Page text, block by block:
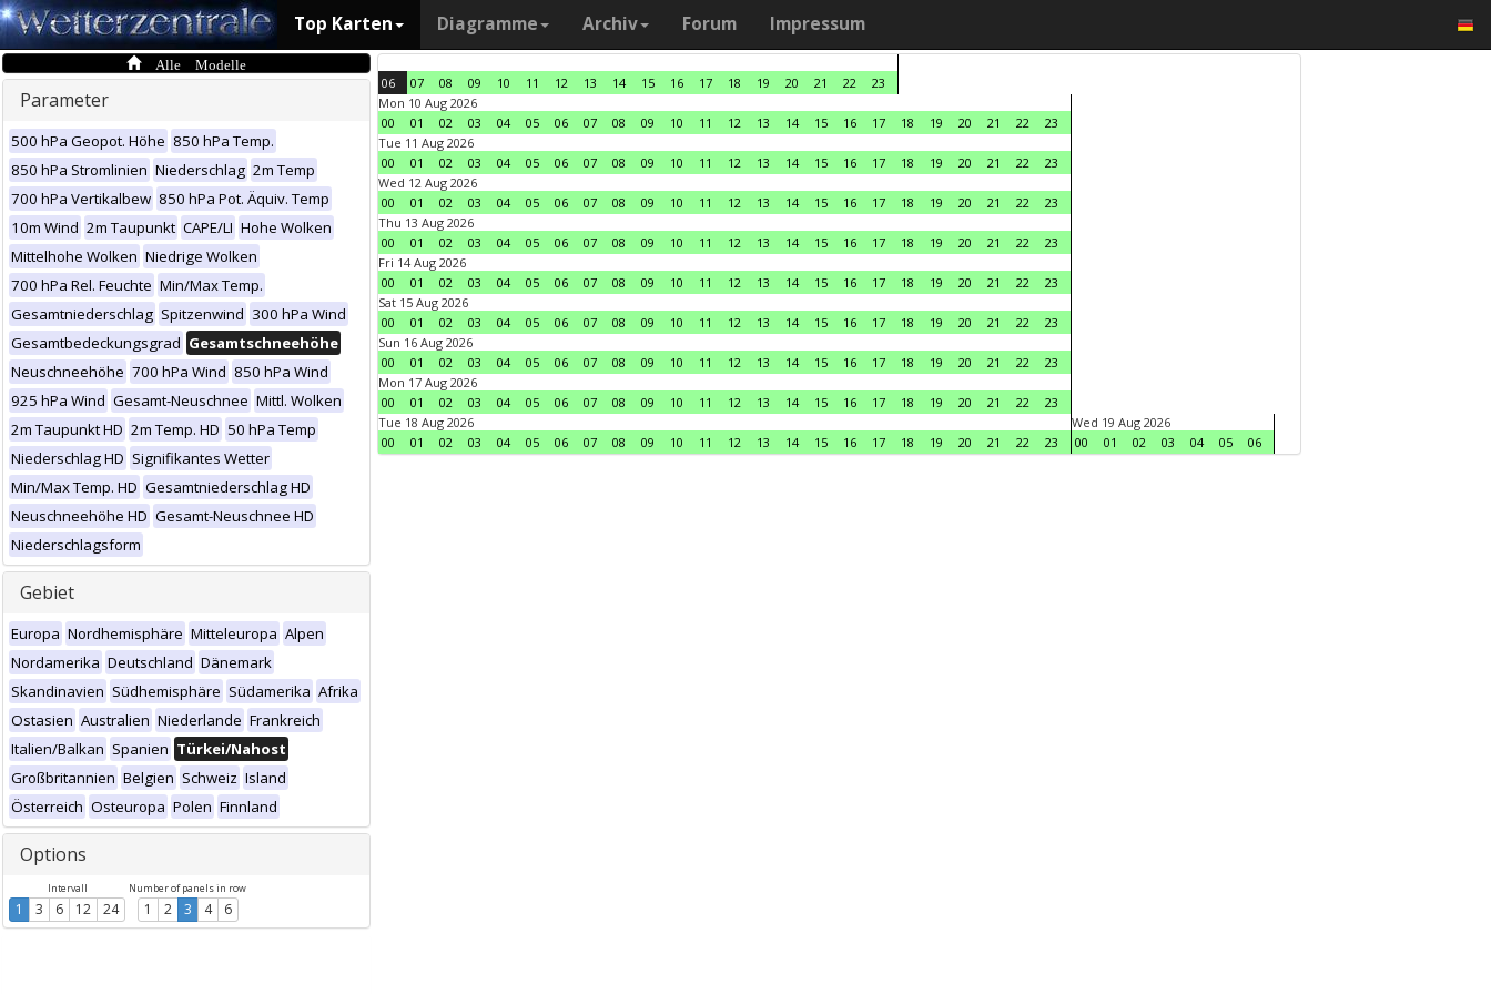
Top Karten Diagramme Archiv Forum Impressum
Alle Modelle
Parameter
500 hPa Geopot. Höhe 850 hPa Temp.
850 hPa Stromlinien Niederschlag 2m Temp
700 hPa Vertikalbew 850 hPa Pot. Äquiv. Temp
10m Wind 2m Taupunkt CAPE/LI Hohe Wolken
Mittelhohe Wolken Niedrige Wolken
700 hPa Rel. Feuchte Min/Max Temp.
Gesamtniederschlag Spitzenwind 300 hPa Wind
Gesamtbedeckungsgrad Gesamtschneehöhe
Neuschneehöhe 700 hPa Wind 850 hPa Wind
925 hPa Wind Gesamt-Neuschnee Mittl. Wolken
2m Taupunkt HD 2m Temp. HD 50 hPa Temp
Niederschlag HD Signifikantes Wetter
Min/Max Temp. HD Gesamtniederschlag HD
Neuschneehöhe HD Gesamt-Neuschnee HD
Niederschlagsform
Gebiet
Europa Nordhemisphäre Mitteleuropa Alpen
Nordamerika Deutschland Dänemark
Skandinavien Südhemisphäre Südamerika Afrika
Ostasien Australien Niederlande Frankreich
Italien/Balkan Spanien Türkei/Nahost
Großbritannien Belgien Schweiz Island
Österreich Osteuropa Polen Finnland
Options
Intervall
1 3 6 12 24
Number of panels in row
1 2 3 4 6
06 07 08 09 10 11 12 13 14 15 16 17 18 19 20 21 22
23
Mon 10 Aug 2026
00
01 02 03 04 05 06 07 08 09 10 11 12 13 14 15 16 17 18 19 20 21 22
23
Tue 11 Aug 2026
00
01 02 03 04 05 06 07 08 09 10 11 12 13 14 15 16 17 18 19 20 21 22
23
Wed 12 Aug 2026
00
01 02 03 04 05 06 07 08 09 10 11 12 13 14 15 16 17 18 19 20 21 22
23
Thu 13 Aug 2026
00
01 02 03 04 05 06 07 08 09 10 11 12 13 14 15 16 17 18 19 20 21 22
23
Fri 14 Aug 2026
00
01 02 03 04 05 06 07 08 09 10 11 12 13 14 15 16 17 18 19 20 21 22
23
Sat 15 Aug 2026
00
01 02 03 04 05 06 07 08 09 10 11 12 13 14 15 16 17 18 19 20 21 22
23
Sun 16 Aug 2026
00
01 02 03 04 05 06 07 08 09 10 11 12 13 14 15 16 17 18 19 20 21 22
23
Mon 17 Aug 2026
00
01 02 03 04 05 06 07 08 09 10 11 12 13 14 15 16 17 18 19 20 21 22
23
Tue 18 Aug 2026
00
01 02 03 04 05 06 07 08 09 10 11 12 13 14 15 16 17 18 19 20 21 22 23
Wed 19 Aug 2026
00
01 02 03 04 05 06